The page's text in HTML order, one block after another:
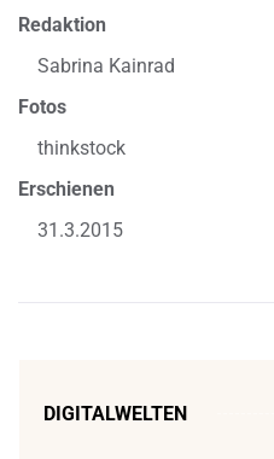
Redaktion
Sabrina Kainrad
Fotos
thinkstock
Erschienen
31.3.2015
DIGITALWELTEN